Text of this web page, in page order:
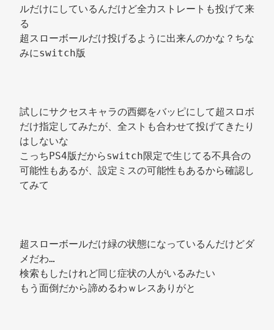
ルだけにしているんだけど全力ストレートも投げて来
る
超スローボールだけ投げるように出来んのかな？ちな
みにswitch版
試しにサクセスキャラの西郷をバッピにして超スロボ
だけ指定してみたが、全ストも合わせて投げてきたり
はしないな
こっちPS4版だからswitch限定で生じてる不具合の
可能性もあるが、設定ミスの可能性もあるから確認し
てみて
超スローボールだけ緑の状態になっているんだけどダ
メだわ…
検索もしたけれど同じ症状の人がいるみたい
もう面倒だから諦めるわｗレスありがと